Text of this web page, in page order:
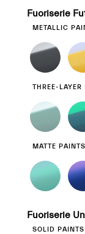
Fuoriserie
METALLIC
THREE-LAYER
MATTE PAINTS
Fuoriserie
SOLID PAINTS